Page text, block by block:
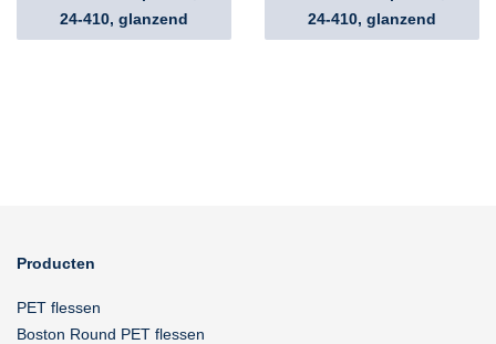
24-410, glanzend
24-410, glanzend
Producten
PET flessen
Boston Round PET flessen